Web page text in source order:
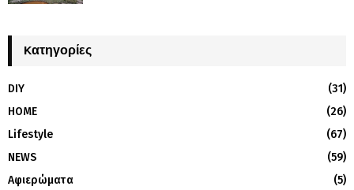
Kατηγορίες
DIY
(31)
HOME
(26)
Lifestyle
(67)
NEWS
(59)
Αφιερώματα
(5)